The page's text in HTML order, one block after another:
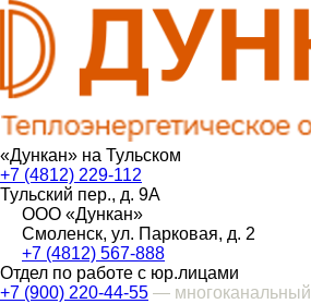
«Дункан» на Тульском
+7 (4812) 229-112
Тульский пер., д. 9А
ООО «Дункан»
Смоленск, ул. Парковая, д. 2
+7 (4812) 567-888
Отдел по работе с юр.лицами
+7 (900) 220-44-55 — многоканальный